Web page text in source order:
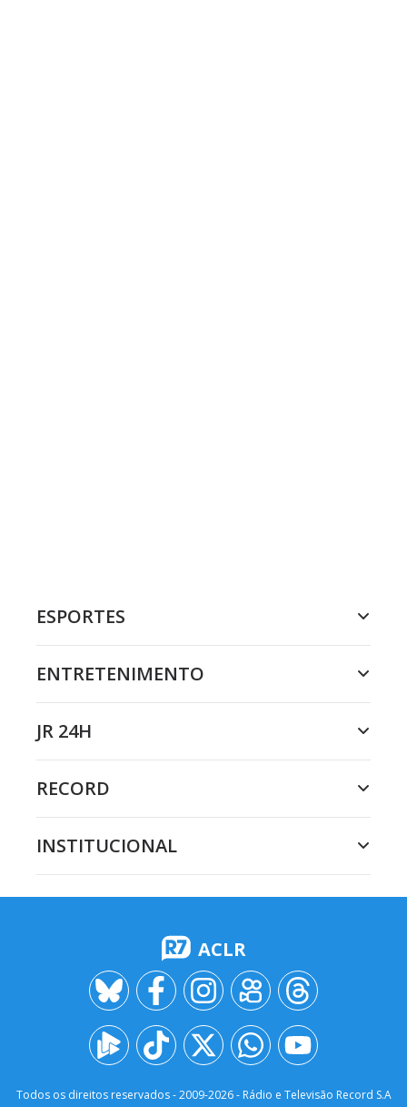
ESPORTES
ENTRETENIMENTO
JR 24H
RECORD
INSTITUCIONAL
ACLR
Todos os direitos reservados - 2009-2026- Rádio e Televisão Record S.A